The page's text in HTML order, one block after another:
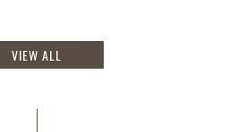
VIEW ALL